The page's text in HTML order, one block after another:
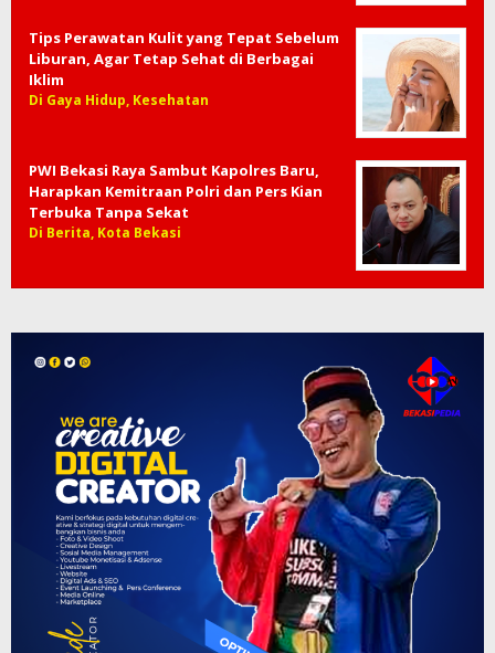
Tips Perawatan Kulit yang Tepat Sebelum
Liburan, Agar Tetap Sehat di Berbagai
Iklim
Di Gaya Hidup, Kesehatan
PWI Bekasi Raya Sambut Kapolres Baru,
Harapkan Kemitraan Polri dan Pers Kian
Terbuka Tanpa Sekat
Di Berita, Kota Bekasi